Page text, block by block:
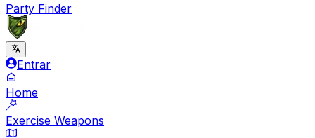
Party Finder
Entrar
Home
Exercise Weapons